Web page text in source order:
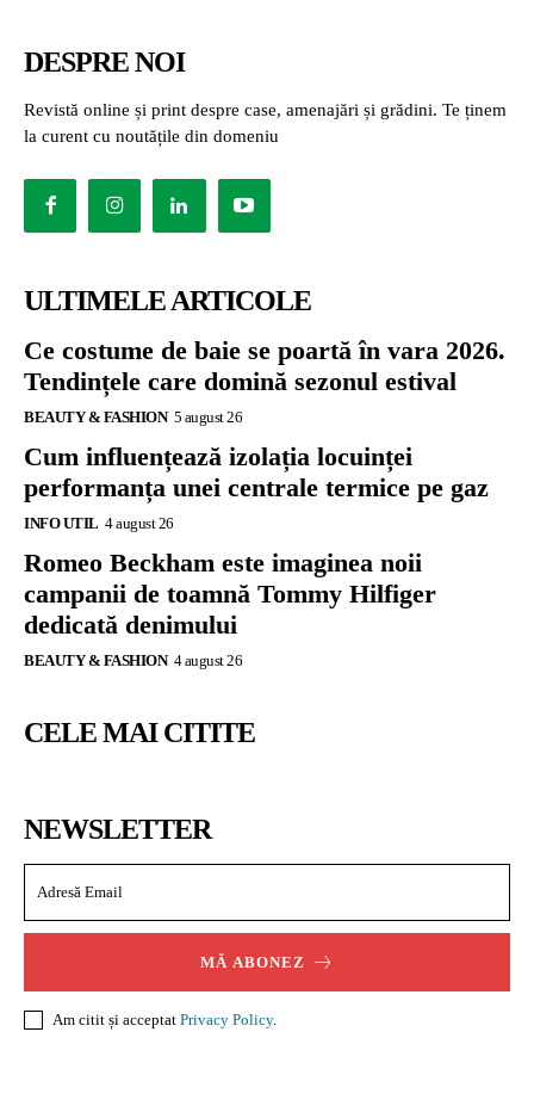
DESPRE NOI
Revistă online și print despre case, amenajări și grădini. Te ținem
la curent cu noutățile din domeniu
ULTIMELE ARTICOLE
Ce costume de baie se poartă în vara 2026.
Tendințele care domină sezonul estival
BEAUTY & FASHION 5 august 26
Cum influențează izolația locuinței
performanța unei centrale termice pe gaz
INFO UTIL 4 august 26
Romeo Beckham este imaginea noii
campanii de toamnă Tommy Hilfiger
dedicată denimului
BEAUTY & FASHION 4 august 26
CELE MAI CITITE
NEWSLETTER
MĂ ABONEZ
Am citit și acceptat Privacy Policy.